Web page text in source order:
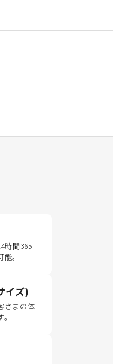
時間365
。
イズ)
さまの体